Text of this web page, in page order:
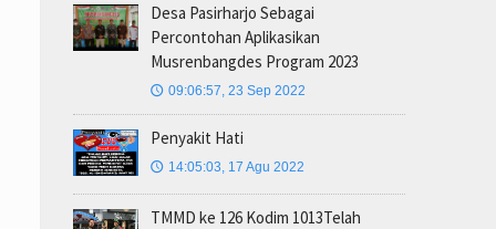
Desa Pasirharjo Sebagai
Percontohan Aplikasikan
Musrenbangdes Program 2023
🕔 09:06:57, 23 Sep 2022
Penyakit Hati
🕔 14:05:03, 17 Agu 2022
TMMD ke 126 Kodim 1013Telah